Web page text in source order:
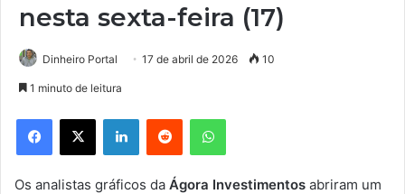
nesta sexta-feira (17)
Dinheiro Portal 17 de abril de 2026 10
1 minuto de leitura
Facebook
X LinkedinReddit WhatsApp
Os analistas gráficos da Ágora Investimentos abriram um